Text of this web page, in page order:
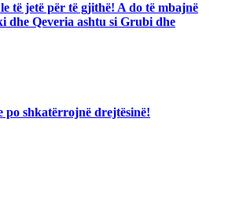
të jetë për të gjithë! A do të mbajnë
dhe Qeveria ashtu si Grubi dhe
shkatërrojnë drejtësinë!